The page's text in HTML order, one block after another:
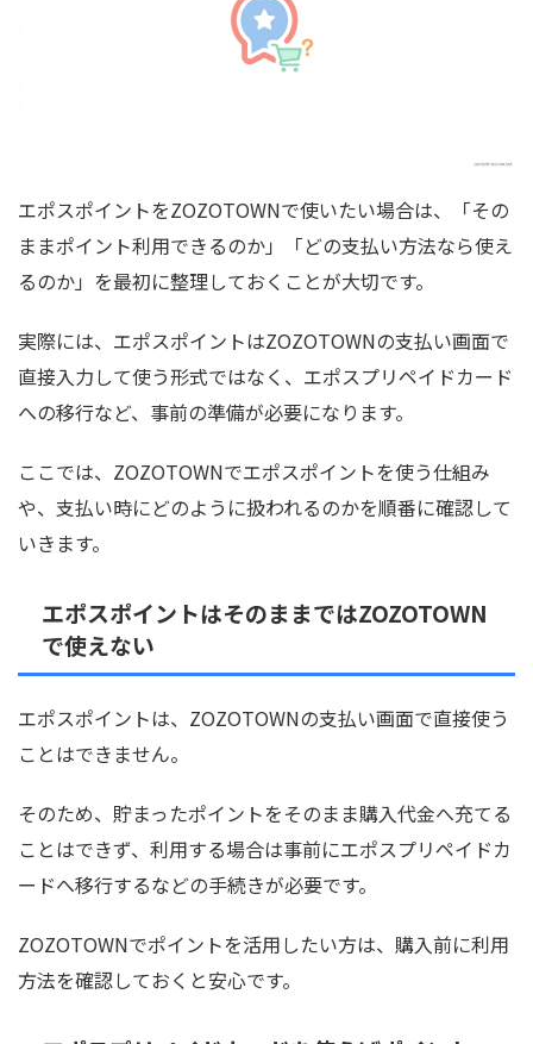
エポスポイントをZOZOTOWNで使いたい場合は、「その
ままポイント利用できるのか」「どの支払い方法なら使え
るのか」を最初に整理しておくことが大切です。
実際には、エポスポイントはZOZOTOWNの支払い画面で
直接入力して使う形式ではなく、エポスプリペイドカード
への移行など、事前の準備が必要になります。
ここでは、ZOZOTOWNでエポスポイントを使う仕組み
や、支払い時にどのように扱われるのかを順番に確認して
いきます。
エポスポイントはそのままではZOZOTOWN
で使えない
エポスポイントは、ZOZOTOWNの支払い画面で直接使う
ことはできません。
そのため、貯まったポイントをそのまま購入代金へ充てる
ことはできず、利用する場合は事前にエポスプリペイドカ
ードへ移行するなどの手続きが必要です。
ZOZOTOWNでポイントを活用したい方は、購入前に利用
方法を確認しておくと安心です。